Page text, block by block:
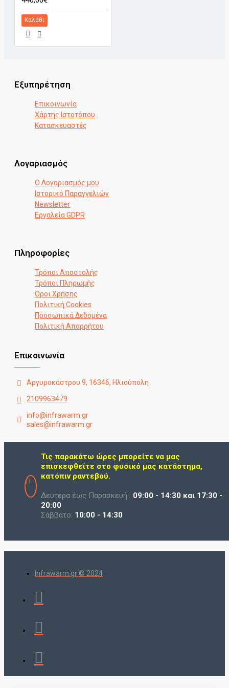
Καλάθι
Εξυπηρέτηση
Επικοινωνία
Χάρτης Ιστοτόπου
Κατασκευαστές
Λογαριασμός
Ο Λογαριασμός μου
Ιστορικό Παραγγελιών
Newsletter
Εργαλεία GDPR
Πληροφορίες
Τρόποι Αποστολής
Τρόποι Πληρωμής
Όροι Χρήσης
Πολιτική Cookies
Προσωπικά Δεδομένα
Πολιτική Απορρήτου
Επικοινωνία
Αργυροκάστρου 9, 16346, Ηλιούπολη
2109963479
info@infrawarm.gr
sales@infrawarm.gr
Τις παρακάτω ώρες μπορείτε να μας
επισκεφθείτε στο φυσικό μας κατάστημα,
κατόπιν ραντεβού.
Δευτέρα έως Παρασκευή : 09:00 - 14:30 και 17:30 -
20:00
Σάββατο: 10:00 - 14:30
Infrawarm.gr © 2024